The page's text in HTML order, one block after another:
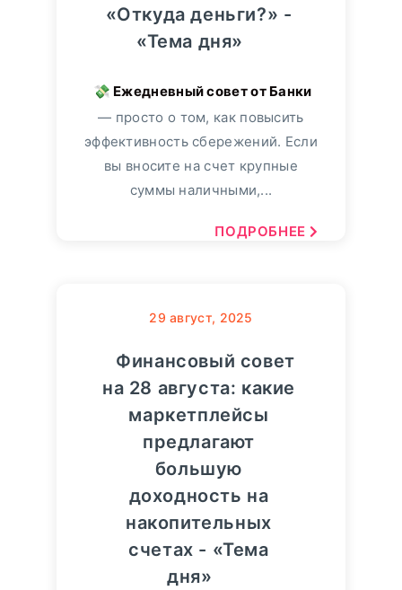
«Откуда деньги?» -
«Тема дня»
— просто о том, как повысить
эффективность сбережений. Если
вы вносите на счет крупные
суммы наличными,...
ПОДРОБНЕЕ
29 август, 2025
Финансовый совет
на 28 августа: какие
маркетплейсы
предлагают
большую
доходность на
накопительных
счетах - «Тема
дня»